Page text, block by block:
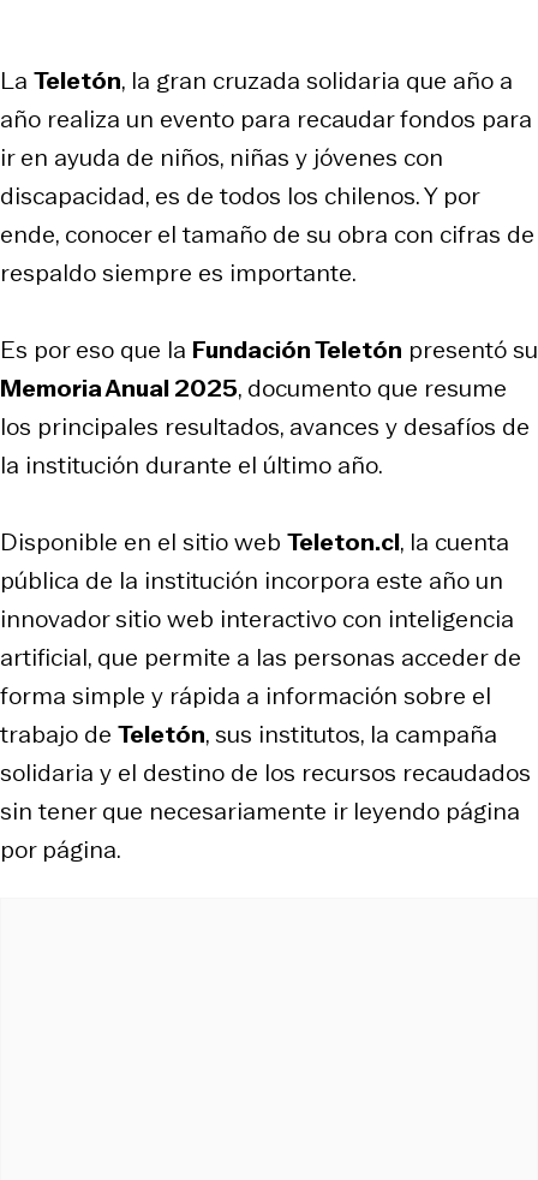
La Teletón, la gran cruzada solidaria que año a
año realiza un evento para recaudar fondos para
ir en ayuda de niños, niñas y jóvenes con
discapacidad, es de todos los chilenos. Y por
ende, conocer el tamaño de su obra con cifras de
respaldo siempre es importante.
Es por eso que la Fundación Teletón presentó su
Memoria Anual 2025, documento que resume
los principales resultados, avances y desafíos de
la institución durante el último año.
Disponible en el sitio web Teleton.cl, la cuenta
pública de la institución incorpora este año un
innovador sitio web interactivo con inteligencia
artificial, que permite a las personas acceder de
forma simple y rápida a información sobre el
trabajo de Teletón, sus institutos, la campaña
solidaria y el destino de los recursos recaudados
sin tener que necesariamente ir leyendo página
por página.